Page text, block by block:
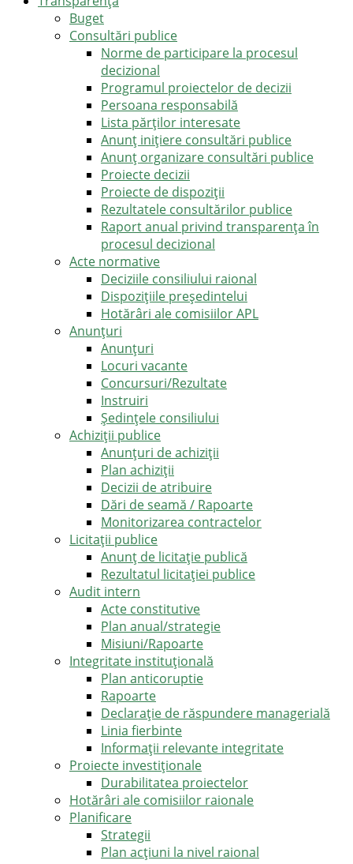
Buget
Consultări publice
Norme de participare la procesul
decizional
Programul proiectelor de decizii
Persoana responsabilă
Lista părților interesate
Anunț inițiere consultări publice
Anunț organizare consultări publice
Proiecte decizii
Proiecte de dispoziții
Rezultatele consultărilor publice
Raport anual privind transparenţa în
procesul decizional
Acte normative
Deciziile consiliului raional
Dispozițiile președintelui
Hotărâri ale comisiilor APL
Anunţuri
Anunţuri
Locuri vacante
Concursuri/Rezultate
Instruiri
Şedinţele consiliului
Achiziții publice
Anunțuri de achiziții
Plan achiziții
Decizii de atribuire
Dări de seamă / Rapoarte
Monitorizarea contractelor
Licitații publice
Anunț de licitație publică
Rezultatul licitației publice
Audit intern
Acte constitutive
Plan anual/strategie
Misiuni/Rapoarte
Integritate instituțională
Plan anticoruptie
Rapoarte
Declarație de răspundere managerială
Linia fierbinte
Informații relevante integritate
Proiecte investiționale
Durabilitatea proiectelor
Hotărâri ale comisiilor raionale
Planificare
Strategii
Plan acțiuni la nivel raional